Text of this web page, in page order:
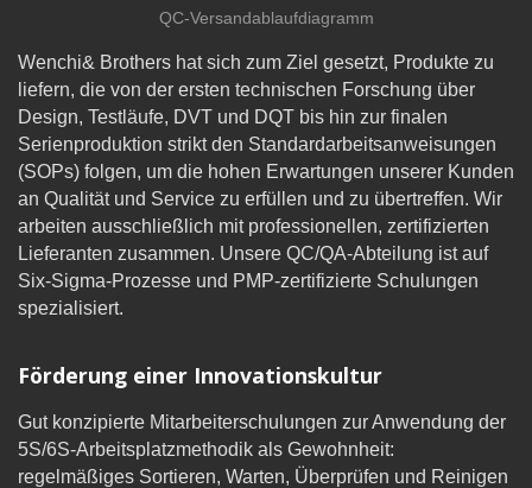
QC-Versandablaufdiagramm
Wenchi& Brothers hat sich zum Ziel gesetzt, Produkte zu
liefern, die von der ersten technischen Forschung über
Design, Testläufe, DVT und DQT bis hin zur finalen
Serienproduktion strikt den Standardarbeitsanweisungen
(SOPs) folgen, um die hohen Erwartungen unserer Kunden
an Qualität und Service zu erfüllen und zu übertreffen. Wir
arbeiten ausschließlich mit professionellen, zertifizierten
Lieferanten zusammen. Unsere QC/QA-Abteilung ist auf
Six-Sigma-Prozesse und PMP-zertifizierte Schulungen
spezialisiert.
Förderung einer Innovationskultur
Gut konzipierte Mitarbeiterschulungen zur Anwendung der
5S/6S-Arbeitsplatzmethodik als Gewohnheit:
regelmäßiges Sortieren, Warten, Überprüfen und Reinigen